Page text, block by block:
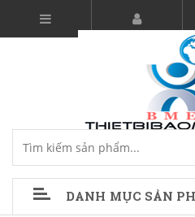
DANH MỤC SẢN